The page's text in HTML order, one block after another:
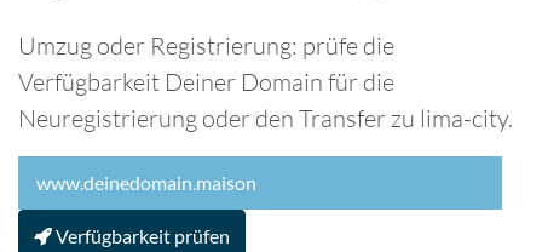
Umzug oder Registrierung: prüfe die
Verfügbarkeit Deiner Domain für die
Neuregistrierung oder den Transfer zu lima-city.
Verfügbarkeit prüfen